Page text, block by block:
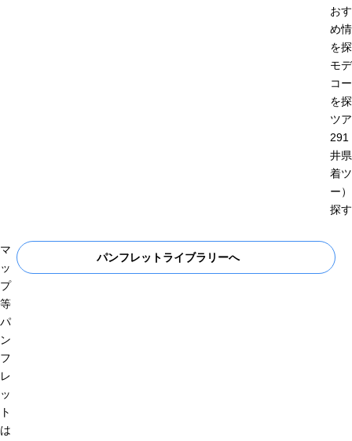
お
め
を
モ
コ
を
ツ
291
井
着
ー
探す
マ
ッ
プ
等
パ
ン
フ
レ
ッ
ト
は
パンフレットライブラリーへ